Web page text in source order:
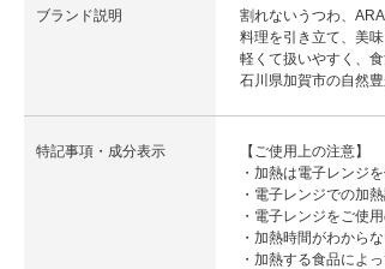
ブランド説明
割れないうつわ、
料理を引き立て、美
軽くて扱いやすく、
石川県加賀市の自然
特記事項・成分表示
【ご使用上の注意】
・加熱は電子レンジ
・電子レンジでの加
・電子レンジをご使
・加熱時間がわから
・加熱する食品によ